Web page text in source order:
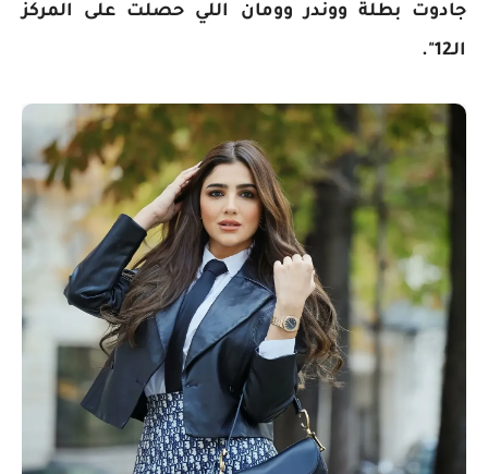
جادوت بطلة ووندر وومان اللي حصلت على المركز
الـ12".